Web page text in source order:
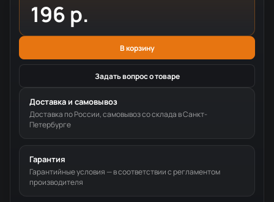
196 р.
В корзину
Задать вопрос о товаре
Доставка и самовывоз
Доставка по России, самовывоз со склада в Санкт-
Петербурге
Гарантия
Гарантийные условия — в соответствии с регламентом
производителя